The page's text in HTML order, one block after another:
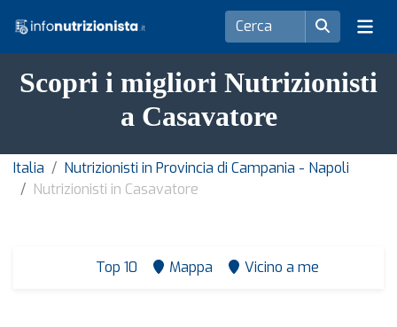
Scopri i migliori Nutrizionisti
a Casavatore
Italia
Nutrizionisti in Provincia di Campania - Napoli
Nutrizionisti in Casavatore
Top 10 Mappa Vicino a me